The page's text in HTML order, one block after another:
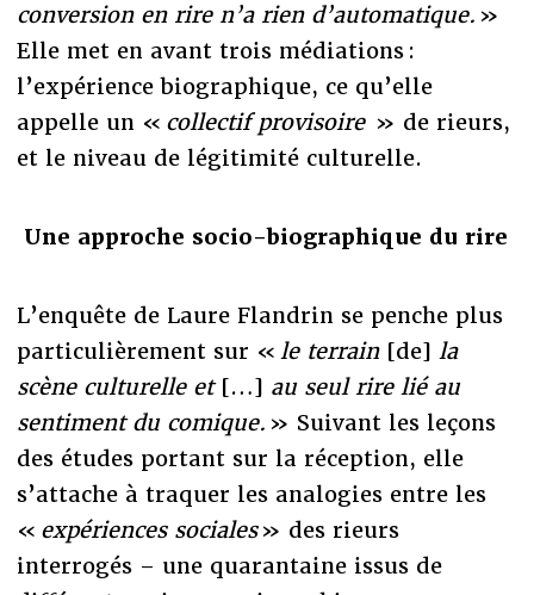
conversion en rire n’a rien d’automatique. »
Elle met en avant trois médiations :
l’expérience biographique, ce qu’elle
appelle un « collectif provisoire » de rieurs,
et le niveau de légitimité culturelle.
Une approche socio-biographique du rire
L’enquête de Laure Flandrin se penche plus
particulièrement sur « le terrain[de] la
scène culturelle et[…] au seul rire lié au
sentiment du comique. » Suivant les leçons
des études portant sur la réception, elle
s’attache à traquer les analogies entre les
« expériences sociales» des rieurs
interrogés – une quarantaine issus de